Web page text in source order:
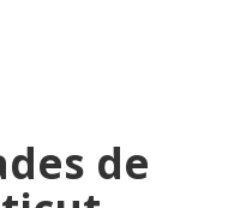
de